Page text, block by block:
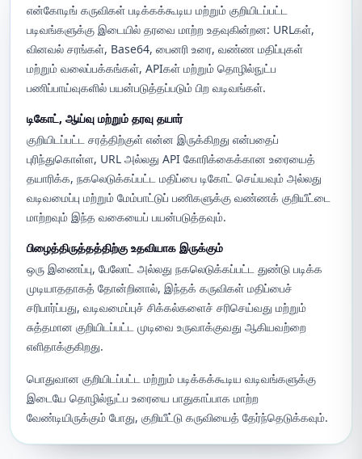
என்கோடிங் கருவிகள் படிக்கக்கூடிய மற்றும் குறியிடப்பட்ட
படிவங்களுக்கு இடையில் தரவை மாற்ற உதவுகின்றன: URLகள்,
வினவல் சரங்கள், Base64, பைனரி உரை, வண்ண மதிப்புகள்
மற்றும் வலைப்பக்கங்கள், APIகள் மற்றும் தொழில்நுட்ப
பணிப்பாய்வுகளில் பயன்படுத்தப்படும் பிற வடிவங்கள்.
டிகோட், ஆய்வு மற்றும் தரவு தயார்
குறியிடப்பட்ட சரத்திற்குள் என்ன இருக்கிறது என்பதைப்
புரிந்துகொள்ள, URL அல்லது API கோரிக்கைக்கான உரையைத்
தயாரிக்க, நகலெடுக்கப்பட்ட மதிப்பை டிகோட் செய்யவும் அல்லது
வடிவமைப்பு மற்றும் மேம்பாட்டுப் பணிகளுக்கு வண்ணக் குறியீட்டை
மாற்றவும் இந்த வகையைப் பயன்படுத்தவும்.
பிழைத்திருத்தத்திற்கு உதவியாக இருக்கும்
ஒரு இணைப்பு, பேலோட் அல்லது நகலெடுக்கப்பட்ட துண்டு படிக்க
முடியாததாகத் தோன்றினால், இந்தக் கருவிகள் மதிப்பைச்
சரிபார்ப்பது, வடிவமைப்புச் சிக்கல்களைச் சரிசெய்வது மற்றும்
சுத்தமான குறியிடப்பட்ட முடிவை உருவாக்குவது ஆகியவற்றை
எளிதாக்குகிறது.
பொதுவான குறியிடப்பட்ட மற்றும் படிக்கக்கூடிய வடிவங்களுக்கு
இடையே தொழில்நுட்ப உரையை பாதுகாப்பாக மாற்ற
வேண்டியிருக்கும் போது, குறியீட்டு கருவியைத் தேர்ந்தெடுக்கவும்.